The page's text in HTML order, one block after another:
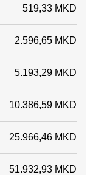
519,33 MKD
2.596,65 MKD
5.193,29 MKD
10.386,59 MKD
25.966,46 MKD
51.932,93 MKD